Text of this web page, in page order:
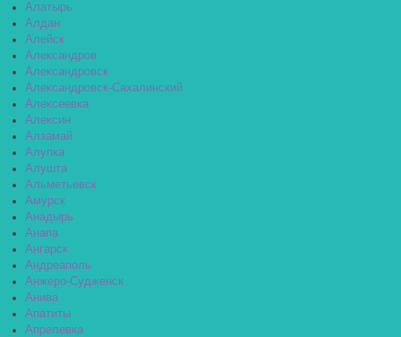
Алатырь
Алдан
Алейск
Александров
Александровск
Александровск-Сахалинский
Алексеевка
Алексин
Алзамай
Алупка
Алушта
Альметьевск
Амурск
Анадырь
Анапа
Ангарск
Андреаполь
Анжеро-Судженск
Анива
Апатиты
Апрелевка